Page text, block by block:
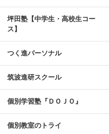
坪田塾【中学生・高校生コー
ス】
つく進パーソナル
筑波進研スクール
個別学習塾『ＤＯＪＯ』
個別教室のトライ